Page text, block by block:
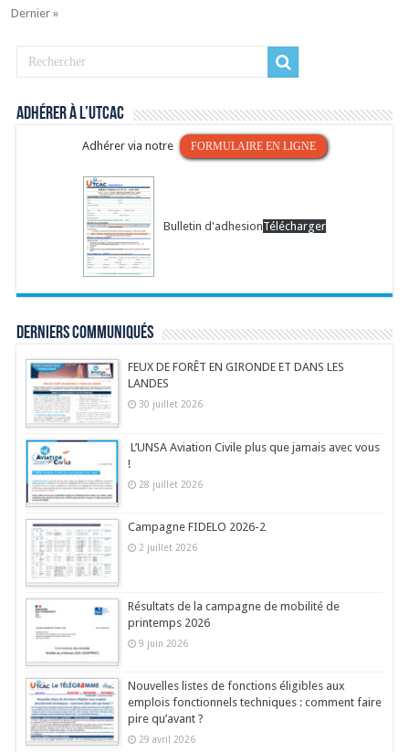
Dernier »
Adhérer à l’UTCAC
Adhérer via notre FORMULAIRE EN LIGNE
Bulletin d'adhesionTélécharger
Derniers communiqués
FEUX DE FORÊT EN GIRONDE ET DANS LES
LANDES
30 juillet 2026
L’UNSA Aviation Civile plus que jamais avec vous
!
28 juillet 2026
Campagne FIDELO 2026-2
2 juillet 2026
Résultats de la campagne de mobilité de
printemps 2026
9 juin 2026
Nouvelles listes de fonctions éligibles aux
emplois fonctionnels techniques : comment faire
pire qu’avant ?
29 avril 2026